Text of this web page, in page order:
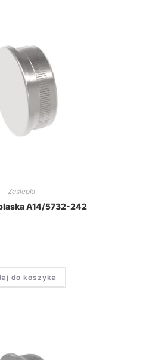
Zaślepki
A14/5732-242
do koszyka